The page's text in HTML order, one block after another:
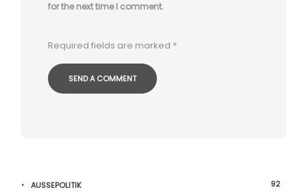
for the next time I comment.
Required fields are marked *
AUSSEPOLITIK 92